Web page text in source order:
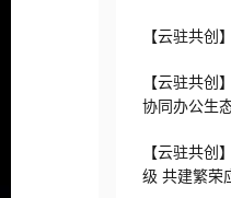
【云驻共创
【云驻共创
协同办公生
【云驻共创
级 共建繁荣